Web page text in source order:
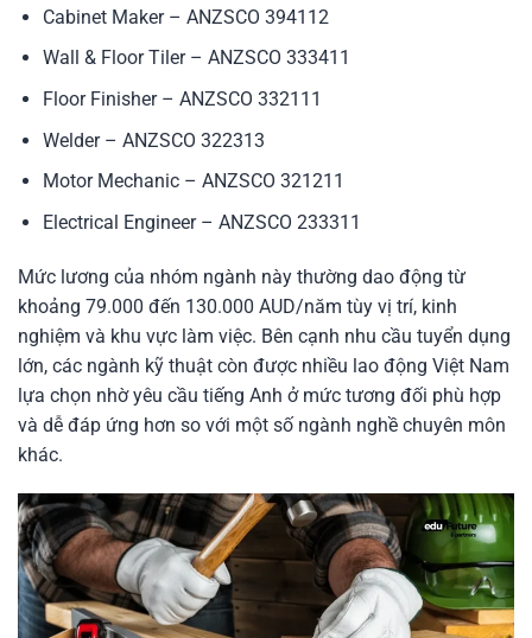
Cabinet Maker – ANZSCO 394112
Wall & Floor Tiler – ANZSCO 333411
Floor Finisher – ANZSCO 332111
Welder – ANZSCO 322313
Motor Mechanic – ANZSCO 321211
Electrical Engineer – ANZSCO 233311
Mức lương của nhóm ngành này thường dao động từ
khoảng 79.000 đến 130.000 AUD/năm tùy vị trí, kinh
nghiệm và khu vực làm việc. Bên cạnh nhu cầu tuyển dụng
lớn, các ngành kỹ thuật còn được nhiều lao động Việt Nam
lựa chọn nhờ yêu cầu tiếng Anh ở mức tương đối phù hợp
và dễ đáp ứng hơn so với một số ngành nghề chuyên môn
khác.